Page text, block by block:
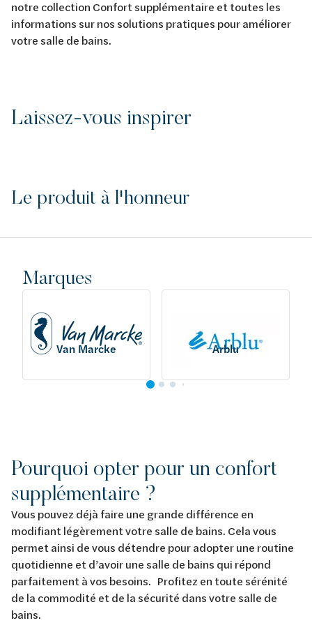
notre collection Confort supplémentaire et toutes les
informations sur nos solutions pratiques pour améliorer
votre salle de bains.
Laissez-vous inspirer
Le produit à l'honneur
Marques
Van Marcke Arblu
Pourquoi opter pour un confort
supplémentaire ?
Vous pouvez déjà faire une grande différence en
modifiant légèrement votre salle de bains. Cela vous
permet ainsi de vous détendre pour adopter une routine
quotidienne et d’avoir une salle de bains qui répond
parfaitement à vos besoins. Profitez en toute sérénité
de la commodité et de la sécurité dans votre salle de
bains.